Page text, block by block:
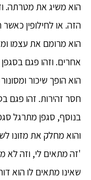
הוא משיג את מטרתה.
הזה. או לחילופין
הוא מרומם את עצמו
אחרים. וזהו פגם בסגפן
הוא הופך שיכור
חסר זהירות. זהו פגם
בנוסף, סגפן מתרגל
והוא מחלק את מזונו
'זה מתאים לי, וזה לא
שאינו מתאים לו הוא